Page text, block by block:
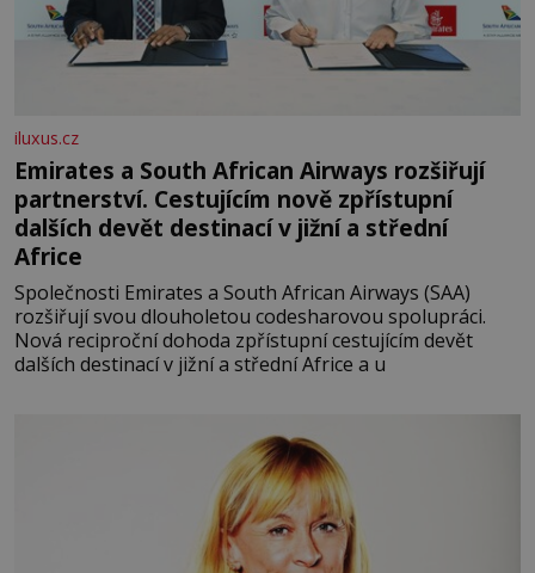
iluxus.cz
Emirates a South African Airways rozšiřují
partnerství. Cestujícím nově zpřístupní
dalších devět destinací v jižní a střední
Africe
Společnosti Emirates a South African Airways (SAA)
rozšiřují svou dlouholetou codesharovou spolupráci.
Nová reciproční dohoda zpřístupní cestujícím devět
dalších destinací v jižní a střední Africe a u